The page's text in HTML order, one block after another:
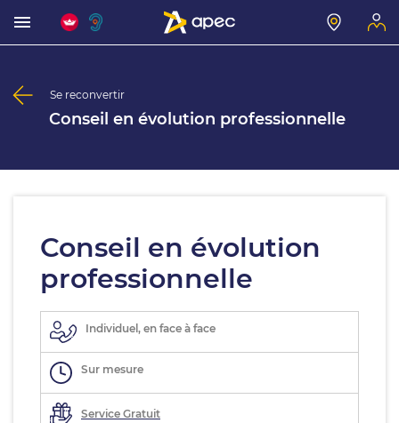
Se reconvertir
Conseil en évolution professionnelle
Conseil en évolution
professionnelle
Individuel, en face à face
Sur mesure
Service Gratuit